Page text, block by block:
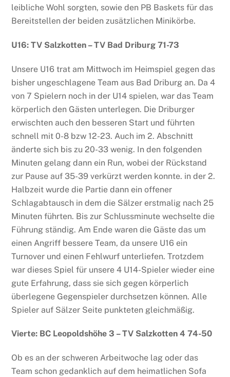
leibliche Wohl sorgten, sowie den PB Baskets für das
Bereitstellen der beiden zusätzlichen Minikörbe.
U16: TV Salzkotten – TV Bad Driburg 71-73
Unsere U16 trat am Mittwoch im Heimspiel gegen das
bisher ungeschlagene Team aus Bad Driburg an. Da 4
von 7 Spielern noch in der U14 spielen, war das Team
körperlich den Gästen unterlegen. Die Driburger
erwischten auch den besseren Start und führten
schnell mit 0-8 bzw 12-23. Auch im 2. Abschnitt
änderte sich bis zu 20-33 wenig. In den folgenden
Minuten gelang dann ein Run, wobei der Rückstand
zur Pause auf 35-39 verkürzt werden konnte. in der 2.
Halbzeit wurde die Partie dann ein offener
Schlagabtausch in dem die Sälzer erstmalig nach 25
Minuten führten. Bis zur Schlussminute wechselte die
Führung ständig. Am Ende waren die Gäste das um
einen Angriff bessere Team, da unsere U16 ein
Turnover und einen Fehlwurf unterliefen. Trotzdem
war dieses Spiel für unsere 4 U14-Spieler wieder eine
gute Erfahrung, dass sie sich gegen körperlich
überlegene Gegenspieler durchsetzen können. Alle
Spieler auf Sälzer Seite punkteten gleichmäßig.
Vierte: BC Leopoldshöhe 3 – TV Salzkotten 4 74-50
Ob es an der schweren Arbeitwoche lag oder das
Team schon gedanklich auf dem heimatlichen Sofa